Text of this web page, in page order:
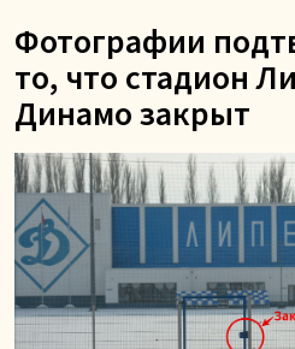
Фотографии
то, что стадион
Динамо закрыт